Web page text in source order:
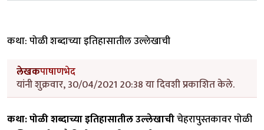
कथा: पोळी शब्दाच्या इतिहासातील उल्लेखाची
लेखकपाषाणभेद
यांनी शुक्रवार, 30/04/2021 20:38 या दिवशी प्रकाशित केले.
कथा: पोळी शब्दाच्या इतिहासातील उल्लेखाचीचेहरापुस्तकावर पोळी